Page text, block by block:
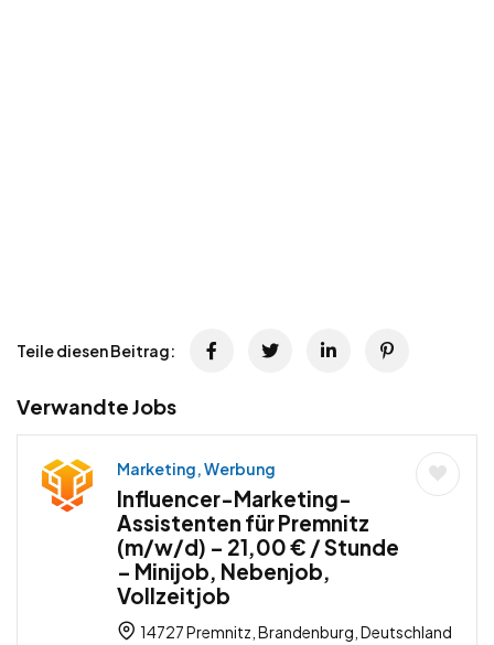
Teile diesen Beitrag:
Verwandte Jobs
Marketing, Werbung
Influencer-Marketing-
Assistenten für Premnitz
(m/w/d) – 21,00 € / Stunde
– Minijob, Nebenjob,
Vollzeitjob
14727 Premnitz, Brandenburg, Deutschland